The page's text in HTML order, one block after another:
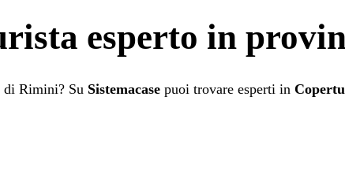
esperto in
di Rimini? Su Sistemacase puoi trovare esperti in